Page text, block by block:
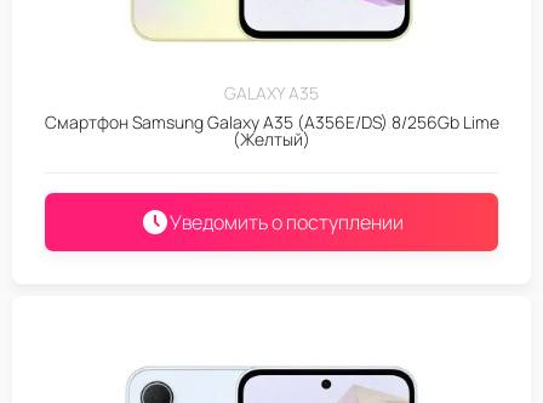
GALAXY A35
Смартфон Samsung Galaxy A35 (A356E/DS) 8/256Gb Lime
(Желтый)
Уведомить о поступлении